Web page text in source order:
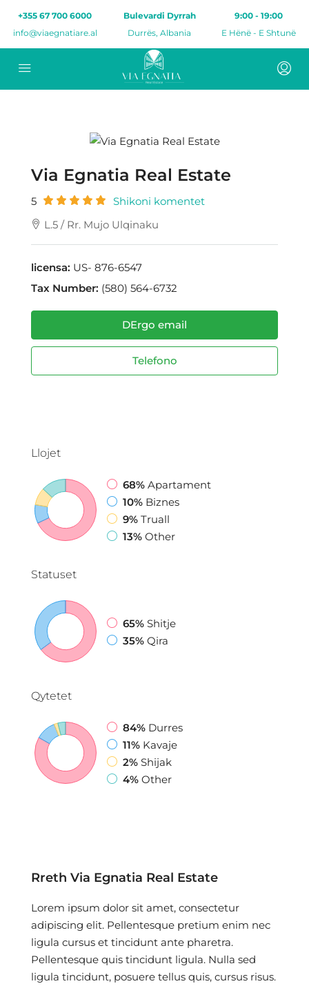
+355 67 700 6000
info@viaegnatiare.al
Bulevardi Dyrrah
Durrës, Albania
9:00 - 19:00
E Hënë - E Shtunë
Via Egnatia Real Estate
5
Shikoni komentet
L.5 / Rr. Mujo Ulqinaku
licensa: US- 876-6547
Tax Number: (580) 564-6732
DErgo email
Telefono
Llojet
68% Apartament
10% Biznes
9% Truall
13% Other
Statuset
65% Shitje
35% Qira
Qytetet
84% Durres
11% Kavaje
2% Shijak
4% Other
Rreth Via Egnatia Real Estate
Lorem ipsum dolor sit amet, consectetur
adipiscing elit. Pellentesque pretium enim nec
ligula cursus et tincidunt ante pharetra.
Pellentesque quis tincidunt ligula. Nulla sed
ligula tincidunt, posuere tellus quis, cursus risus.